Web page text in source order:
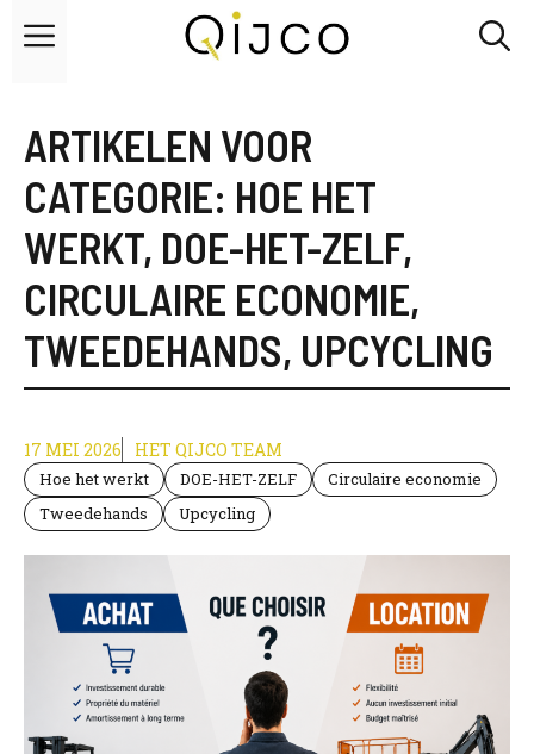
naar Menu
ARTIKELEN VOOR
CATEGORIE: HOE HET
WERKT, DOE-HET-ZELF,
CIRCULAIRE ECONOMIE,
TWEEDEHANDS, UPCYCLING
17 MEI 2026 HET QIJCO TEAM
Hoe het werkt DOE-HET-ZELF
Circulaire economie
Tweedehands
Upcycling